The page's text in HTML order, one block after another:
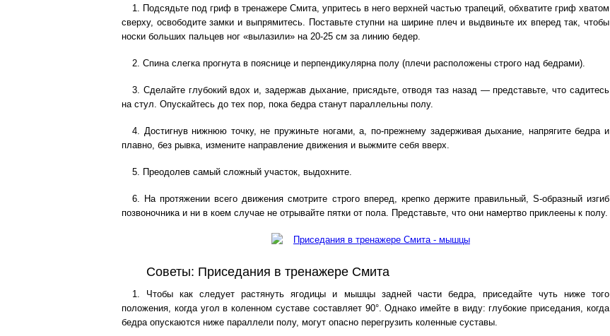
1. Подсядьте под гриф в тренажере Смита, упритесь в него верхней частью трапеций, обхватите гриф хватом
сверху, освободите замки и выпрямитесь. Поставьте ступни на ширине плеч и выдвиньте их вперед так, чтобы
носки больших пальцев ног «вылазили» на 20-25 см за линию бедер.
2. Спина слегка прогнута в пояснице и перпендикулярна полу (плечи расположены строго над бедрами).
3. Сделайте глубокий вдох и, задержав дыхание, присядьте, отводя таз назад — представьте, что садитесь
на стул. Опускайтесь до тех пор, пока бедра станут параллельны полу.
4. Достигнув нижнюю точку, не пружиньте ногами, а, по-прежнему задерживая дыхание, напрягите бедра и
плавно, без рывка, измените направление движения и выжмите себя вверх.
5. Преодолев самый сложный участок, выдохните.
6. На протяжении всего движения смотрите строго вперед, крепко держите правильный, S-образный изгиб
позвоночника и ни в коем случае не отрывайте пятки от пола. Представьте, что они намертво приклеены к полу.
Советы: Приседания в тренажере Смита
1. Чтобы как следует растянуть ягодицы и мышцы задней части бедра, приседайте чуть ниже того
положения, когда угол в коленном суставе составляет 90°. Однако имейте в виду: глубокие приседания, когда
бедра опускаются ниже параллели полу, могут опасно перегрузить коленные суставы.